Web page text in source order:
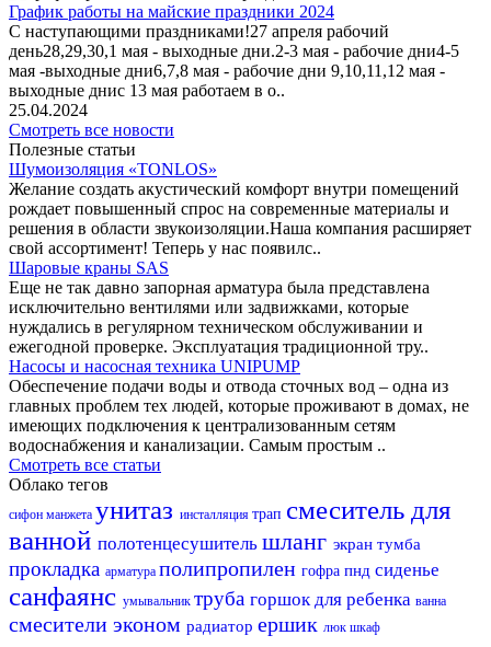
График работы на майские праздники 2024
С наступающими праздниками!27 апреля рабочий
день28,29,30,1 мая - выходные дни.2-3 мая - рабочие дни4-5
мая -выходные дни6,7,8 мая - рабочие дни 9,10,11,12 мая -
выходные днис 13 мая работаем в о..
25.04.2024
Смотреть все новости
Полезные статьи
Шумоизоляция «TONLOS»
Желание создать акустический комфорт внутри помещений
рождает повышенный спрос на современные материалы и
решения в области звукоизоляции.Наша компания расширяет
свой ассортимент! Теперь у нас появилс..
Шаровые краны SAS
Еще не так давно запорная арматура была представлена
исключительно вентилями или задвижками, которые
нуждались в регулярном техническом обслуживании и
ежегодной проверке. Эксплуатация традиционной тру..
Насосы и насосная техника UNIPUMP
Обеспечение подачи воды и отвода сточных вод – одна из
главных проблем тех людей, которые проживают в домах, не
имеющих подключения к централизованным сетям
водоснабжения и канализации. Самым простым ..
Смотреть все статьи
Облако тегов
сифон манжета унитаз инсталляция трап смеситель для
ванной полотенцесушитель шланг экран тумба
прокладка арматура полипропилен гофра пнд сиденье
санфаянс умывальник труба горшок для ребенка ванна
смесители эконом радиатор ершик люк шкаф